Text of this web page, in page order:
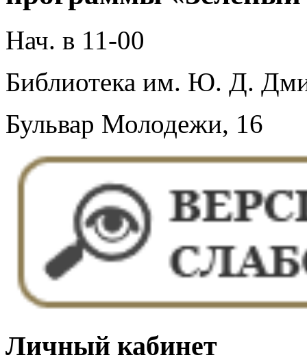
Нач. в 11-00
Библиотека им. Ю. Д.
Бульвар Молодежи, 16
Личный кабинет